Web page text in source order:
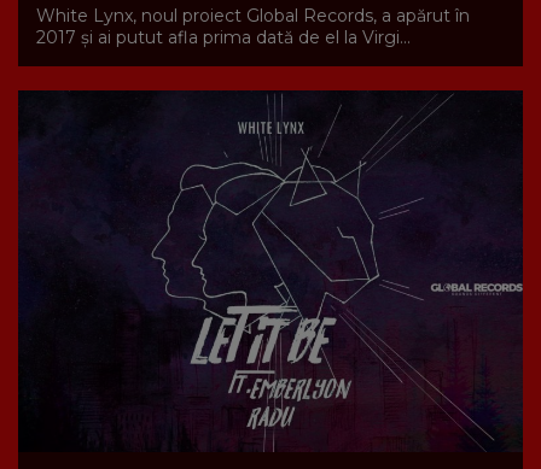
White Lynx, noul proiect Global Records, a apărut în
2017 și ai putut afla prima dată de el la Virgi...